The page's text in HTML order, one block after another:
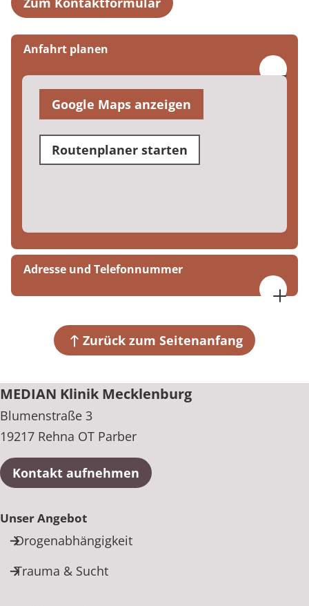
Anfahrt planen
Google Maps anzeigen
Routenplaner starten
Adresse und Telefonnummer
19217 Rehna OT Parber
Zurück zum Seitenanfang
MEDIAN Klinik Mecklenburg
Blumenstraße 3
19217 Rehna OT Parber
Kontakt aufnehmen
Unser Angebot
Drogenabhängigkeit
Trauma & Sucht